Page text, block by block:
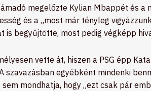
megelőzte Kylian Mbappét és a
és a „most már tényleg
is begyűjtötte, most pedig végképp
vette át, hiszen a PSG épp
szavazásban egyébként mindenki
mondhatja, hogy „ezt csak pár